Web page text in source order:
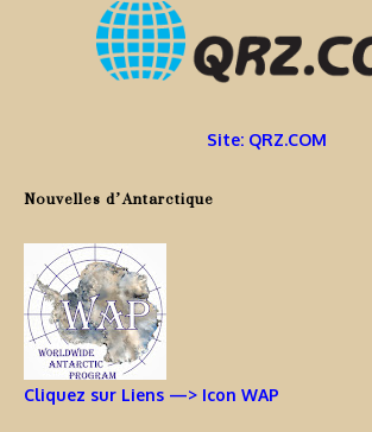
Site: QRZ.COM
Nouvelles d’Antarctique
Cliquez sur Liens —> Icon WAP